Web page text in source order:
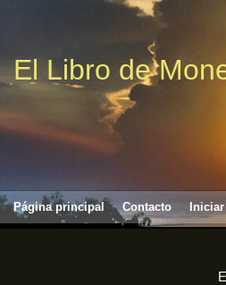
El Libro de
Página principal Contacto